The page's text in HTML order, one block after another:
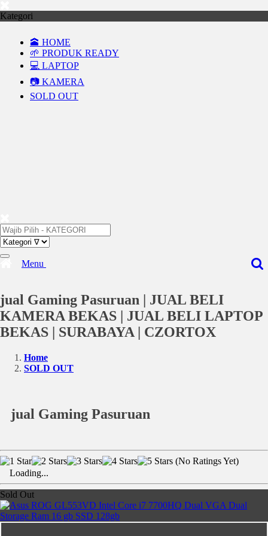
Kategori
🕋 HOME
🌱 PRODUK READY
💻 LAPTOP
📷 KAMERA
SOLD OUT
Menu
jual Gaming Pasuruan | JUAL BELI
KAMERA BEKAS | JUAL BELI LAPTOP
BEKAS | SURABAYA | CZORTOX
Home
SOLD OUT
jual Gaming Pasuruan
(No Ratings Yet)
Loading...
Sold Out